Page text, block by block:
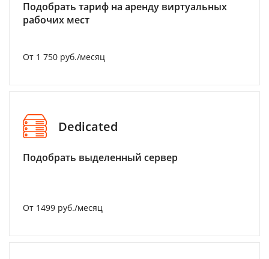
Подобрать тариф на аренду виртуальных
рабочих мест
От 1 750 руб./месяц
Dedicated
Подобрать выделенный сервер
От 1499 руб./месяц